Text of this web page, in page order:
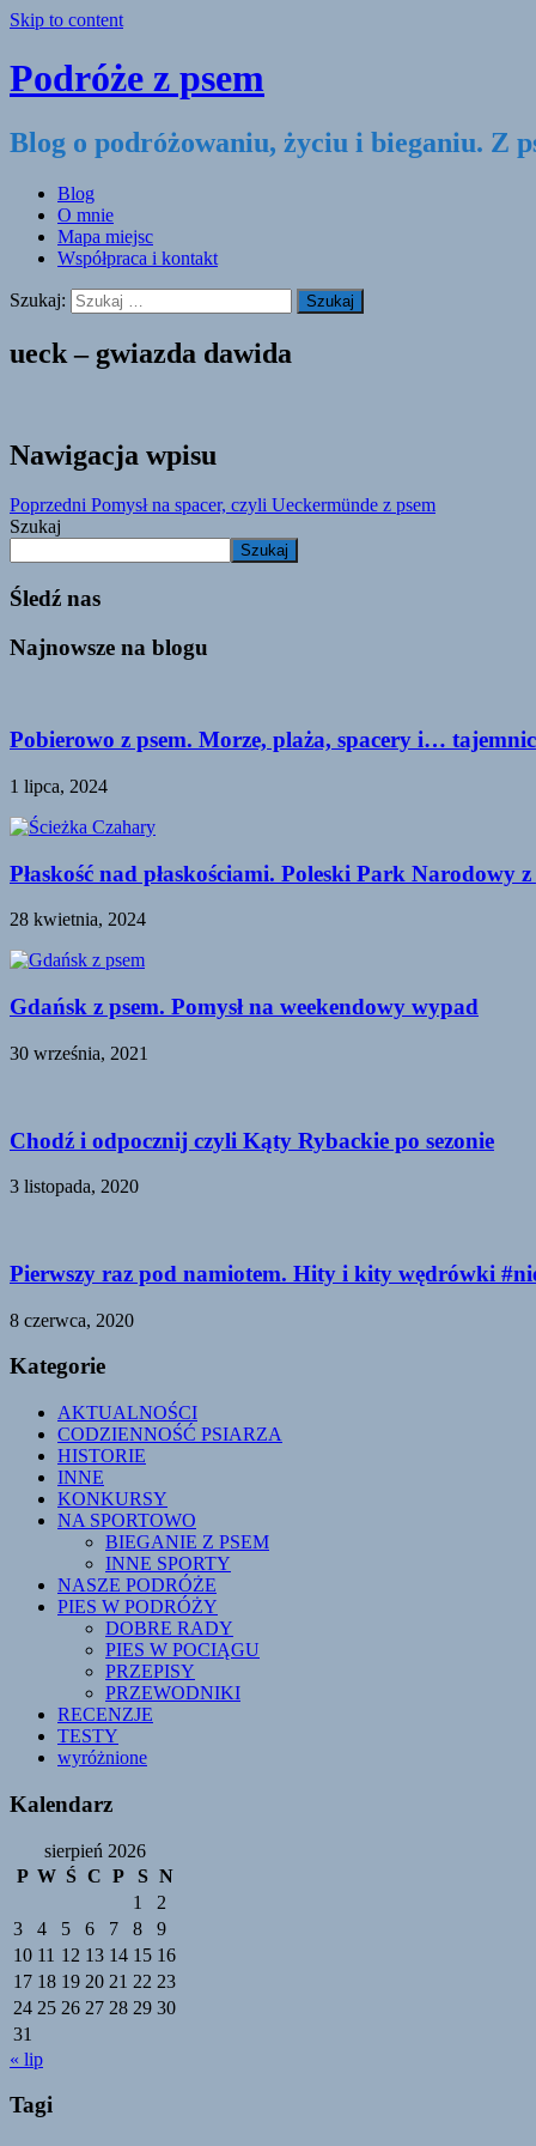
Skip to content
Podróże z psem
Blog o podróżowaniu, życiu i bieganiu. Z
Blog
O mnie
Mapa miejsc
Współpraca i kontakt
Szukaj:
ueck – gwiazda dawida
Nawigacja wpisu
Poprzedni Pomysł na spacer, czyli Ueckermünde z psem
Szukaj
Szukaj
Śledź nas
Najnowsze na blogu
Pobierowo z psem. Morze, plaża, spacery i…
1 lipca, 2024
Płaskość nad płaskościami. Poleski Park Narodowy z
28 kwietnia, 2024
Gdańsk z psem. Pomysł na weekendowy wypad
30 września, 2021
Chodź i odpocznij czyli Kąty Rybackie po sezonie
3 listopada, 2020
Pierwszy raz pod namiotem. Hity i kity wędrówki
8 czerwca, 2020
Kategorie
AKTUALNOŚCI
CODZIENNOŚĆ PSIARZA
HISTORIE
INNE
KONKURSY
NA SPORTOWO
BIEGANIE Z PSEM
INNE SPORTY
NASZE PODRÓŻE
PIES W PODRÓŻY
DOBRE RADY
PIES W POCIĄGU
PRZEPISY
PRZEWODNIKI
RECENZJE
TESTY
wyróżnione
Kalendarz
sierpień 2026
P W Ś C P S N
1
2
3
4 5 6 7 8
9
10 11 12 13 14 15 16
17 18 19 20 21 22 23
24 25 26 27 28 29 30
31
« lip
Tagi